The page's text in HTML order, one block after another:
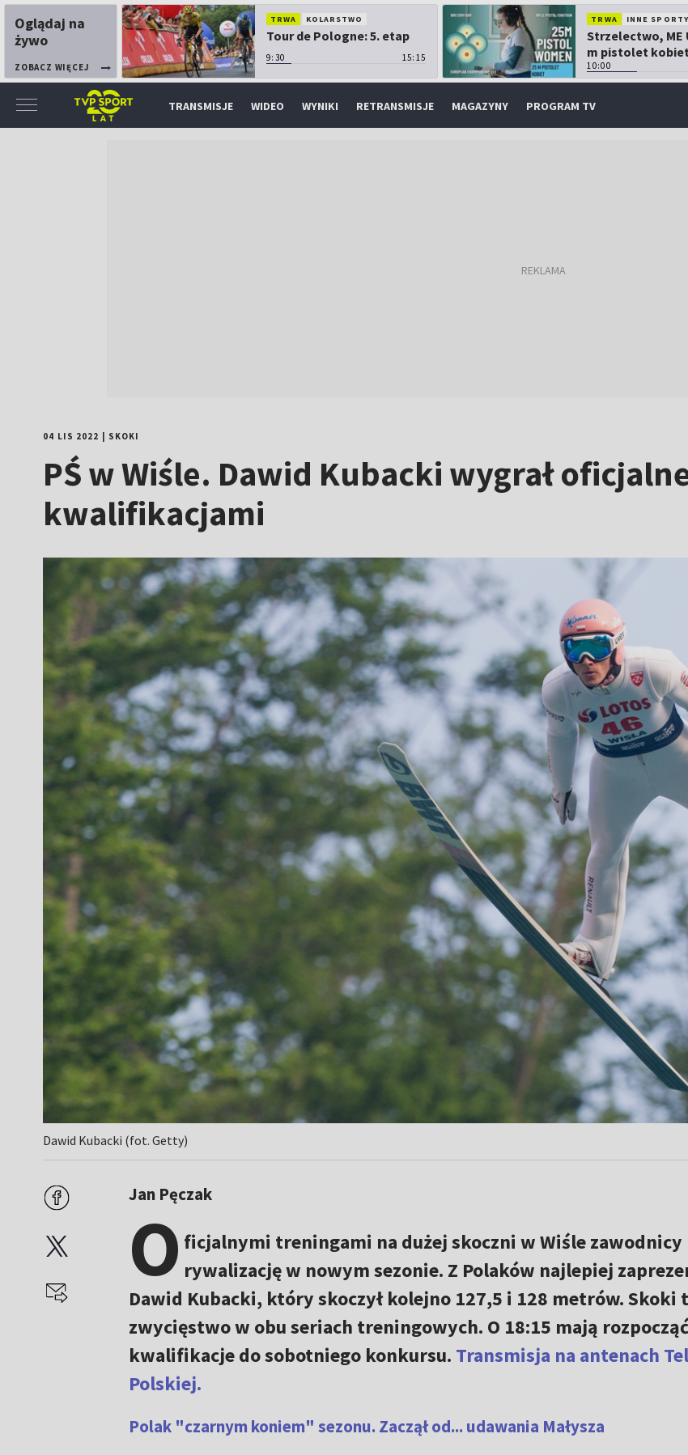
Oglądaj na
żywo
ZOBACZ WIĘCEJ
TRWA KOLARSTWO
Tour de Pologne: 5. etap
9:30 15:15
TRWA INNE SPORTY
Strzelectwo, ME
m pistolet
10:00
TRANSMISJE WIDEO WYNIKI RETRANSMISJE MAGAZYNY PROGRAM TV
04 LIS 2022 SKOKI
PŚ w Wiśle. Dawid Kubacki wygrał
kwalifikacjami
Dawid Kubacki (fot. Getty)
Jan Pęczak
O ficjalnymi treningami na dużej skoczni w Wiśle zawodnicy
rywalizację w nowym sezonie. Z Polaków najlepiej
Dawid Kubacki, który skoczył kolejno 127,5 i 128 metrów. Skoki
zwycięstwo w obu seriach treningowych. O 18:15 mają
kwalifikacje do sobotniego konkursu. Transmisja na antenach
Polskiej.
Polak "czarnym koniem" sezonu. Zaczął od... udawania Małysza